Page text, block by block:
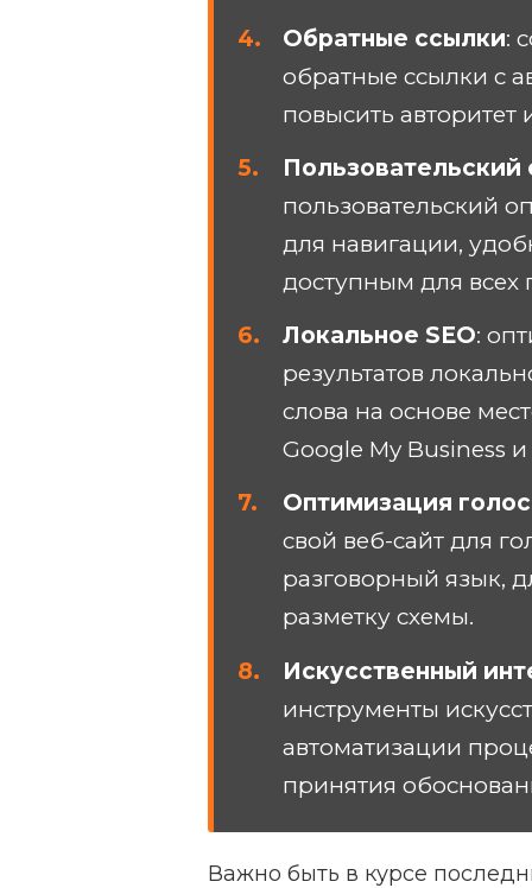
Обратные ссылки:
обратные ссылки с
повысить
Пользовательский
пользовательский
для навигации,
доступным для всех
Локальное SEO:
результатов
слова на основе
Google My Business
Оптимизация
свой веб-сайт для
разговорный язык,
разметку схемы.
Искусственный
инструменты
автоматизации
принятия
Важно быть в курсе